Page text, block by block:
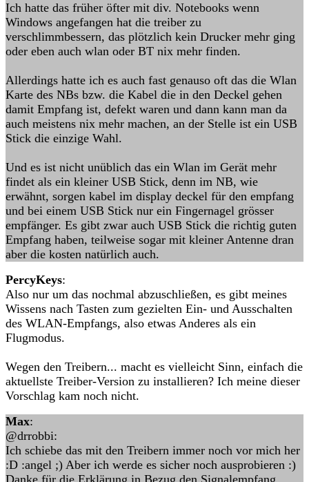
Ich hatte das früher öfter mit div. Notebooks wenn
Windows angefangen hat die treiber zu
verschlimmbessern, das plötzlich kein Drucker mehr ging
oder eben auch wlan oder BT nix mehr finden.
Allerdings hatte ich es auch fast genauso oft das die Wlan
Karte des NBs bzw. die Kabel die in den Deckel gehen
damit Empfang ist, defekt waren und dann kann man da
auch meistens nix mehr machen, an der Stelle ist ein USB
Stick die einzige Wahl.
Und es ist nicht unüblich das ein Wlan im Gerät mehr
findet als ein kleiner USB Stick, denn im NB, wie
erwähnt, sorgen kabel im display deckel für den empfang
und bei einem USB Stick nur ein Fingernagel grösser
empfänger. Es gibt zwar auch USB Stick die richtig guten
Empfang haben, teilweise sogar mit kleiner Antenne dran
aber die kosten natürlich auch.
PercyKeys:
Also nur um das nochmal abzuschließen, es gibt meines
Wissens nach Tasten zum gezielten Ein- und Ausschalten
des WLAN-Empfangs, also etwas Anderes als ein
Flugmodus.
Wegen den Treibern... macht es vielleicht Sinn, einfach die
aktuellste Treiber-Version zu installieren? Ich meine dieser
Vorschlag kam noch nicht.
Max:
@drrobbi:
Ich schiebe das mit den Treibern immer noch vor mich her
:D :angel ;) Aber ich werde es sicher noch ausprobieren :)
Danke für die Erklärung in Bezug den Signalempfang